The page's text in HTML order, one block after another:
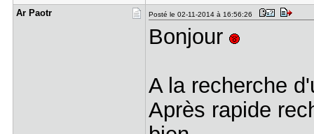
Ar Paotr Posté le 02-11-2014 à 16:56:26
Bonjour
A la recherche
Après rapide